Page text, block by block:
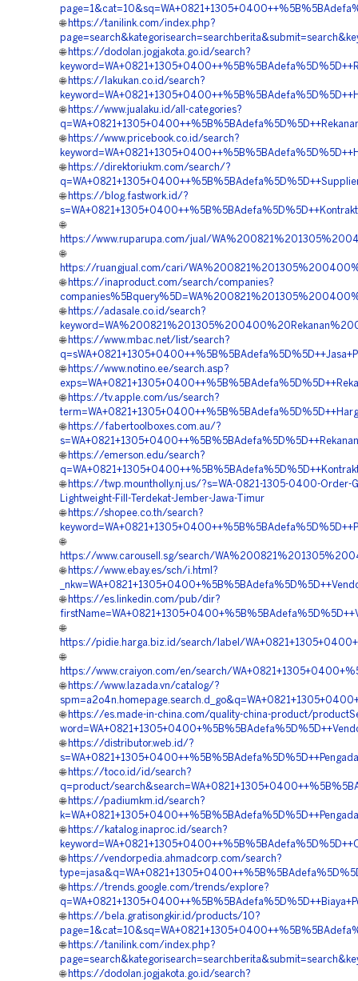
🌐 https://tanilink.com/index.php?
🌐 https://dodolan.jogjakota.go.id/search?
🌐 https://lakukan.co.id/search?
🌐 https://www.jualaku.id/all-categories?
🌐 https://www.pricebook.co.id/search?
🌐 https://direktoriukm.com/search/?
🌐 https://blog.fastwork.id/?
🌐
https://www.ruparupa.com/jual/
🌐
https://ruangjual.com/cari/
🌐 https://inaproduct.com/search/companies?
🌐 https://adasale.co.id/search?
🌐 https://www.mbac.net/list/search?
🌐 https://www.notino.ee/search.asp?
🌐 https://tv.apple.com/us/search?
🌐 https://fabertoolboxes.com.au/?
🌐 https://emerson.edu/search?
🌐 https://twp.mountholly.nj.us/?s=WA-0821-1305-0400-Order-
Lightweight-Fill-Terdekat-Jember-Jawa-Timur
🌐 https://shopee.co.th/search?
🌐
https://www.carousell.sg/search/
🌐 https://www.ebay.es/sch/i.html?
🌐 https://es.linkedin.com/pub/dir?
🌐
https://pidie.harga.biz.id/search/label/
🌐
https://www.craiyon.com/en/search/
🌐 https://www.lazada.vn/catalog/?
🌐 https://es.made-in-china.com/quality-china-product/
🌐 https://distributor.web.id/?
🌐 https://toco.id/id/search?
q=product/
🌐 https://padiumkm.id/search?
🌐 https://katalog.inaproc.id/search?
🌐 https://vendorpedia.ahmadcorp.com/search?
🌐 https://trends.google.com/trends/explore?
🌐 https://bela.gratisongkir.id/products/10?
🌐 https://tanilink.com/index.php?
🌐 https://dodolan.jogjakota.go.id/search?